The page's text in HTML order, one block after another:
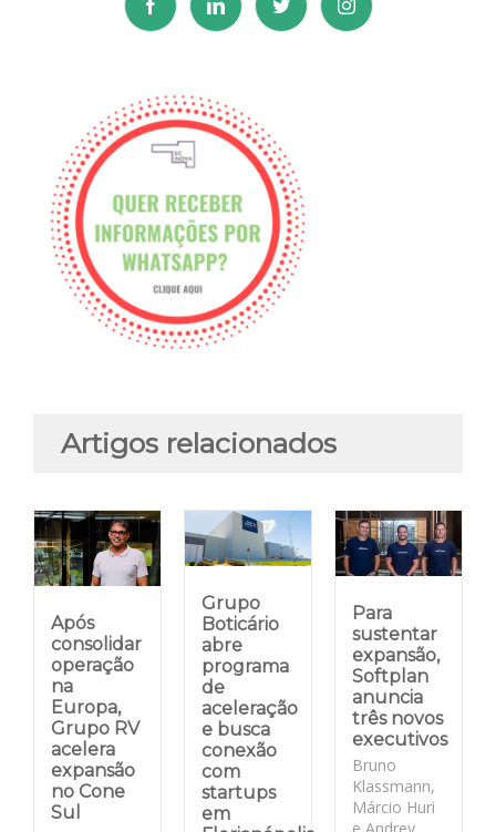
Artigos relacionados
Após
consolidar
operação
na
Europa,
Grupo RV
acelera
expansão
no Cone
Sul
Grupo
Boticário
abre
programa
de
aceleração
e busca
conexão
com
startups
em
Para
sustentar
expansão,
Softplan
anuncia
três novos
executivos
Bruno
Klassmann,
Márcio Huri